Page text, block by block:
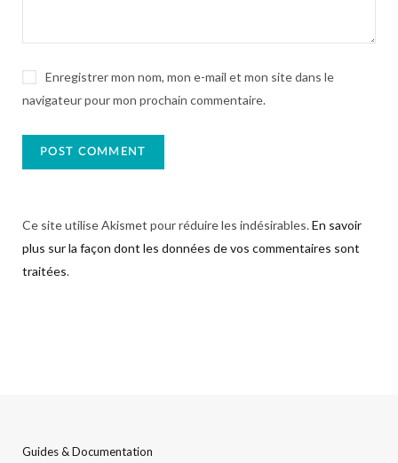
Enregistrer mon nom, mon e-mail et mon site dans le
navigateur pour mon prochain commentaire.
Ce site utilise Akismet pour réduire les indésirables.En savoir
plus sur la façon dont les données de vos commentaires sont
traitées.
Guides & Documentation